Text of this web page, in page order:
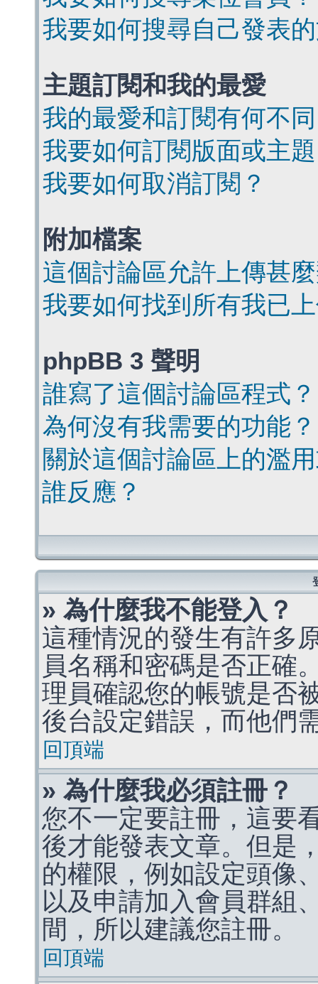
我要如何搜尋自己發表
主題訂閱和我的最愛
我的最愛和訂閱有何不
我要如何訂閱版面或主
我要如何取消訂閱？
附加檔案
這個討論區允許上傳甚
我要如何找到所有我已
phpBB 3 聲明
誰寫了這個討論區程式？
為何沒有我需要的功能？
關於這個討論區上的濫
誰反應？
» 為什麼我不能登入？
這種情況的發生有許多
員名稱和密碼是否正確
理員確認您的帳號是否
後台設定錯誤，而他們
回頂端
» 為什麼我必須註冊？
您不一定要註冊，這要
後才能發表文章。但是
的權限，例如設定頭像
以及申請加入會員群組
間，所以建議您註冊。
回頂端